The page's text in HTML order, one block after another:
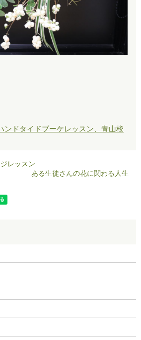
ンドタイドブーケレッスン、青山校
レッスン
ある生徒さんの花に関わる人生